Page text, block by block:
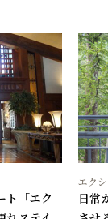
ト「エク
エク
日常